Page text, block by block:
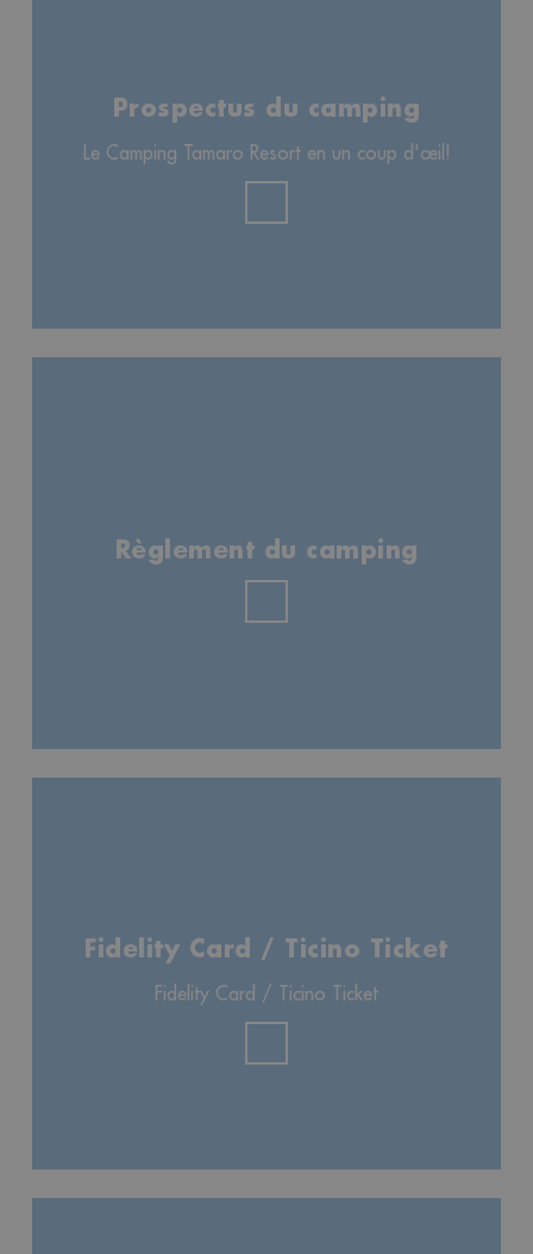
Prospectus du camping
Le Camping Tamaro Resort en un coup d'œil!
Règlement du camping
Fidelity Card / Ticino Ticket
Fidelity Card / Ticino Ticket